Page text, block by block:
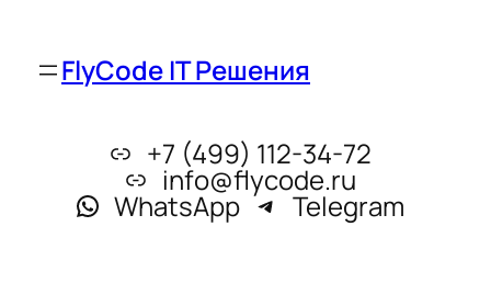
FlyCode IT Решения
+7 (499) 112-34-72
info@flycode.ru
WhatsApp Telegram